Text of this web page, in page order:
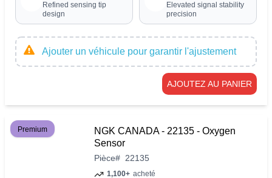
Refined sensing tip
design
Elevated signal stability
precision
Ajouter un véhicule pour garantir l'ajustement
AJOUTEZ AU PANIER
Premium
NGK CANADA - 22135 - Oxygen
Sensor
Pièce# 22135
1,100+ acheté